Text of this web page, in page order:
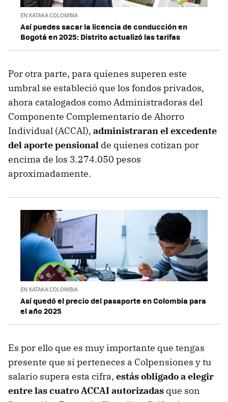
EN XATAKA COLOMBIA
Así puedes sacar la licencia de conducción en
Bogotá en 2025: Distrito actualizó las tarifas
Por otra parte, para quienes superen este
umbral se estableció que los fondos privados,
ahora catalogados como Administradoras del
Componente Complementario de Ahorro
Individual (ACCAI), administraran el excedente
del aporte pensional de quienes cotizan por
encima de los 3.274.050 pesos
aproximadamente.
EN XATAKA COLOMBIA
Así quedó el precio del pasaporte en Colombia para
el año 2025
Es por ello que es muy importante que tengas
presente que si perteneces a Colpensiones y tu
salario supera esta cifra, estás obligado a elegir
entre las cuatro ACCAI autorizadas que son